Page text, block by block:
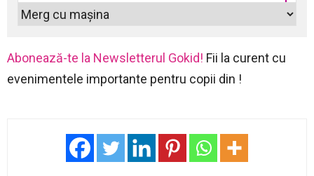
Abonează-te la Newsletterul Gokid! Fii la curent cu
evenimentele importante pentru copii din !